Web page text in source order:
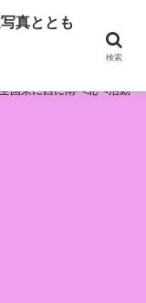
とともに！
国東に西に南へ北へ活動
真ととも
検索